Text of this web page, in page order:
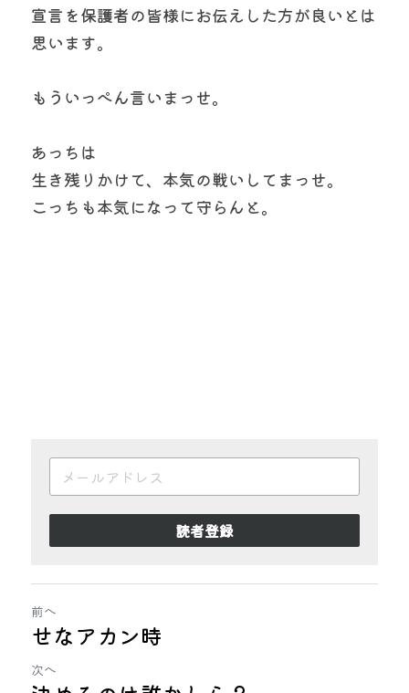
宣言を保護者の皆様にお伝えした方が良いとは
思います。
もういっぺん言いまっせ。
あっちは
生き残りかけて、本気の戦いしてまっせ。
こっちも本気になって守らんと。
読者登録
前へ
せなアカン時
次へ